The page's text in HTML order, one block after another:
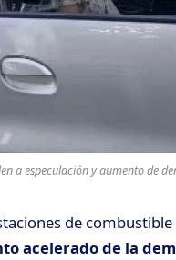
a especulación y aumento de
de combustible
acelerado de la